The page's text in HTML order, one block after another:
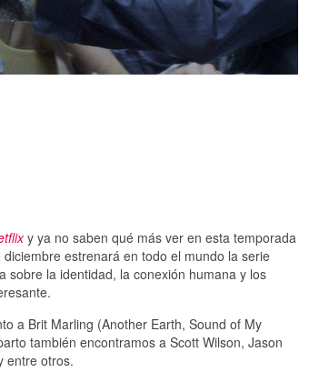
y ya no saben qué más ver en esta temporada
estrenará en todo el mundo la serie
sobre la identidad, la conexión humana y los
a Brit Marling (Another Earth, Sound of My
también encontramos a Scott Wilson, Jason
entre otros.